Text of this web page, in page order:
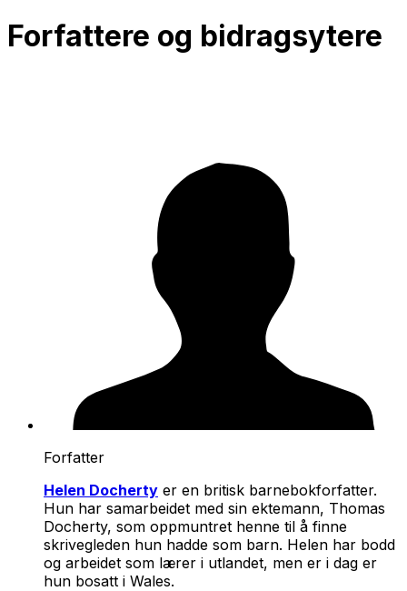
Forfattere og bidragsytere
Forfatter
Helen Docherty er en britisk barnebokforfatter.
Hun har samarbeidet med sin ektemann, Thomas
Docherty, som oppmuntret henne til å finne
skrivegleden hun hadde som barn. Helen har bodd
og arbeidet som lærer i utlandet, men er i dag er
hun bosatt i Wales.